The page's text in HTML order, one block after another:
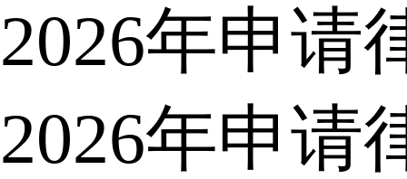
2026年申请
2026年申请